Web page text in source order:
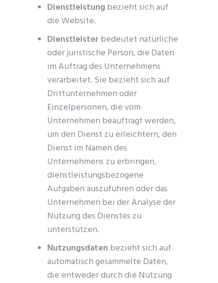
Dienstleistungbezieht sich auf
die Website.
Dienstleister bedeutet natürliche
oder juristische Person, die Daten
im Auftrag des Unternehmens
verarbeitet. Sie bezieht sich auf
Drittunternehmen oder
Einzelpersonen, die vom
Unternehmen beauftragt werden,
um den Dienst zu erleichtern, den
Dienst im Namen des
Unternehmens zu erbringen,
dienstleistungsbezogene
Aufgaben auszuführen oder das
Unternehmen bei der Analyse der
Nutzung des Dienstes zu
unterstützen.
Nutzungsdaten bezieht sich auf
automatisch gesammelte Daten,
die entweder durch die Nutzung